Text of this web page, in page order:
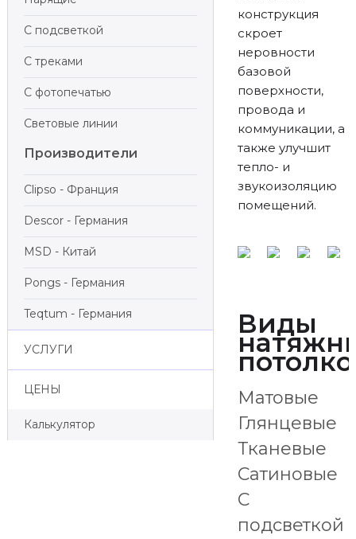
С подсветкой
С треками
С фотопечатью
Световые линии
Производители
Clipso - Франция
Descor - Германия
MSD - Китай
Pongs - Германия
Teqtum - Германия
УСЛУГИ
ЦЕНЫ
Калькулятор
конструкция
скроет
неровности
базовой
поверхности,
провода и
коммуникации, а
также улучшит
тепло- и
звукоизоляцию
помещений.
Виды
Матовые
Глянцевые
Тканевые
Сатиновые
С
подсветкой